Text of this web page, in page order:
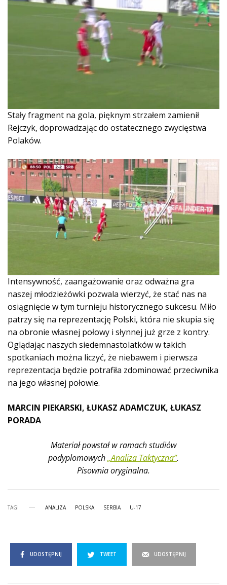
Stały fragment na gola, pięknym strzałem zamienił
Rejczyk, doprowadzając do ostatecznego zwycięstwa
Polaków.
Intensywność, zaangażowanie oraz odważna gra
naszej młodzieżówki pozwala wierzyć, że stać nas na
osiągnięcie w tym turnieju historycznego sukcesu. Miło
patrzy się na reprezentację Polski, która nie skupia się
na obronie własnej połowy i słynnej już grze z kontry.
Oglądając naszych siedemnastolatków w takich
spotkaniach można liczyć, że niebawem i pierwsza
reprezentacja będzie potrafiła zdominować przeciwnika
na jego własnej połowie.
MARCIN PIEKARSKI, ŁUKASZ ADAMCZUK, ŁUKASZ
PORADA
Materiał powstał w ramach studiów
podyplomowych„Analiza Taktyczna”.
Pisownia oryginalna.
TAGI ANALIZA POLSKA SERBIA U-17
UDOSTĘPNIJ TWEET UDOSTĘPNIJ